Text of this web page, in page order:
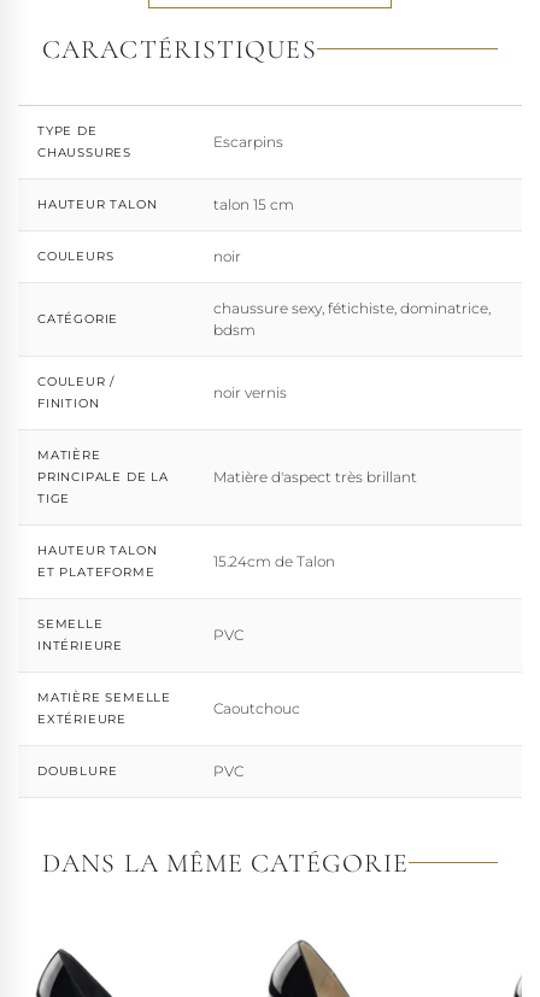
CARACTÉRISTIQUES
TYPE DE
CHAUSSURES
Escarpins
HAUTEUR TALON talon 15 cm
COULEURS noir
CATÉGORIE
chaussure sexy, fétichiste, dominatrice,
bdsm
COULEUR /
FINITION
noir vernis
MATIÈRE
PRINCIPALE DE LA
TIGE
Matière d'aspect très brillant
HAUTEUR TALON
ET PLATEFORME
15.24cm de Talon
SEMELLE
INTÉRIEURE
PVC
MATIÈRE SEMELLE
EXTÉRIEURE
Caoutchouc
DOUBLURE PVC
DANS LA MÊME CATÉGORIE